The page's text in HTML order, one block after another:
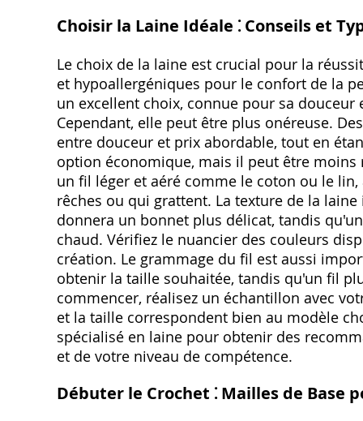
Choisir la Laine Idéale ⁚ Conseils et
Le choix de la laine est crucial pour la
et hypoallergéniques pour le confort de la
un excellent choix, connue pour sa
Cependant, elle peut être plus onéreuse.
entre douceur et prix abordable, tout en
option économique, mais il peut être
un fil léger et aéré comme le coton ou le
rêches ou qui grattent. La texture de la
donnera un bonnet plus délicat, tandis
chaud. Vérifiez le nuancier des couleurs
création. Le grammage du fil est aussi
obtenir la taille souhaitée, tandis qu'un fil
commencer, réalisez un échantillon avec
et la taille correspondent bien au modèle
spécialisé en laine pour obtenir des
et de votre niveau de compétence.
Débuter le Crochet ⁚ Mailles de Base